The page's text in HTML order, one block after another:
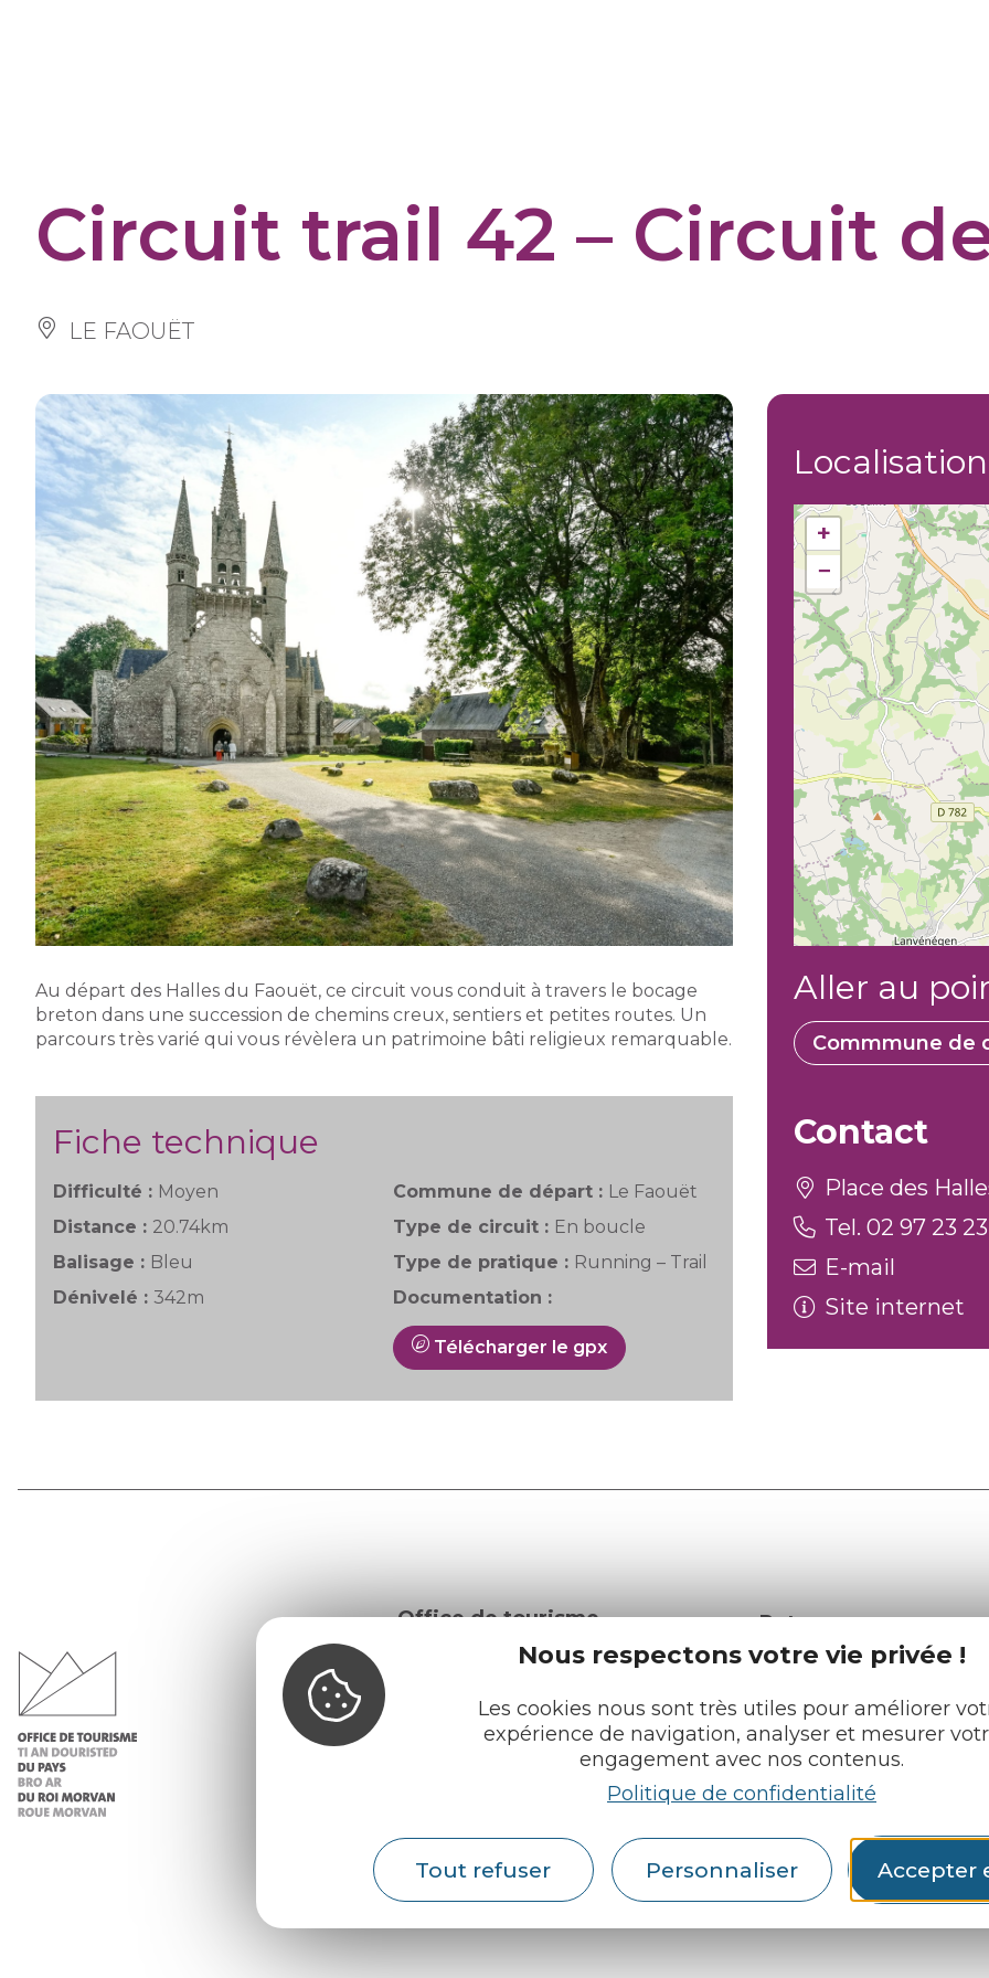
Nous respectons votre vie privée !
Les cookies nous sont très utiles pour améliorer
expérience de navigation, analyser et mesurer
engagement avec nos contenus.
Politique de confidentialité
Tout refuser Personnaliser Accepter
Circuit trail 42 – Circuit
LE FAOUËT
Au départ des Halles du Faouët, ce circuit vous conduit à travers le bocage
breton dans une succession de chemins creux, sentiers et petites routes. Un
parcours très varié qui vous révèlera un patrimoine bâti religieux remarquable.
Fiche technique
Difficulté : Moyen
Distance : 20.74km
Balisage : Bleu
Dénivelé : 342m
Commune de départ : Le Faouët
Type de circuit : En boucle
Type de pratique : Running – Trail
Documentation :
Télécharger le gpx
Localisation
+
−
Aller au
Commmune de
Contact
Place des
Tel. 02 97 23
E-mail
Site internet
Office de tourisme
du Pays du roi
Infos pratiques
Retrouvez-nous sur :
Espace pro
Partenaires
Français
English